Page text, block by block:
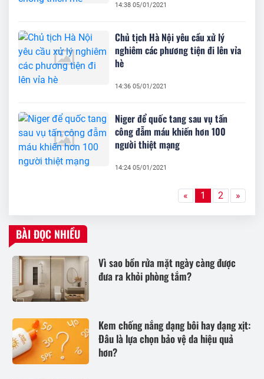
14:38 05/01/2021
Chủ tịch Hà Nội yêu cầu xử lý
nghiêm các phương tiện đi lên vỉa
hè
14:36 05/01/2021
Niger để quốc tang sau vụ tấn
công đẫm máu khiến hơn 100
người thiệt mạng
14:24 05/01/2021
« 1 2 »
BÀI ĐỌC NHIỀU
Vì sao bồn rửa mặt ngày càng được
đưa ra khỏi phòng tắm?
Kem chống nắng dạng bôi hay dạng xịt:
Đâu là lựa chọn bảo vệ da hiệu quả
hơn?